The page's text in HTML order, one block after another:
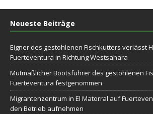
Neueste Beiträge
Eigner des gestohlenen Fischkutters verlässt
Fuerteventura in Richtung Westsahara
Mutmaßlicher Bootsführer des gestohlenen
Fuerteventura festgenommen
Migrantenzentrum in El Matorral auf
den Betrieb aufnehmen